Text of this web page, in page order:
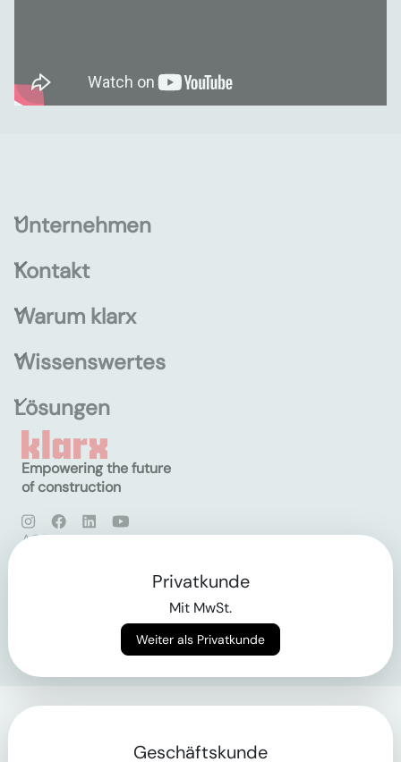
Unternehmen
Kontakt
Warum klarx
Wissenswertes
Lösungen
Empowering the future
of construction
AGB
Privatkunde
Mit MwSt.
Weiter als Privatkunde
Geschäftskunde